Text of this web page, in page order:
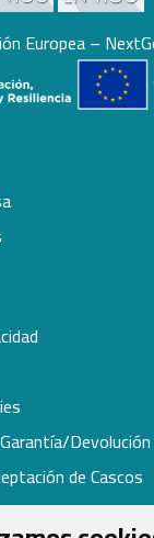
Europea –
Devolución
de Cascos